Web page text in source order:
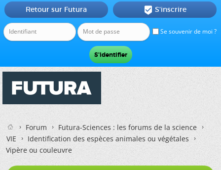
Se souvenir de moi ?
Retour sur Futura  S'inscrire
Forum
Futura-Sciences : les forums de la science
VIE
Identification des espèces animales ou végétales
Vipère ou couleuvre